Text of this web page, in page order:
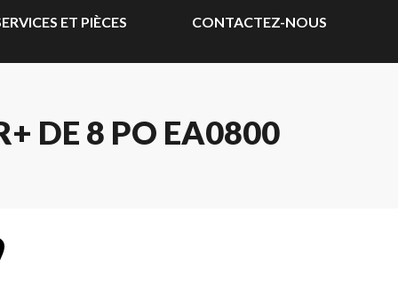
ET PIÈCES CONTACTEZ-NOUS
DE 8 PO EA0800